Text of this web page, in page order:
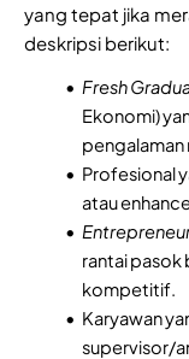
yang tepat jika
deskripsi berikut:
Fresh
Ekonomi)
pengalaman
Profesional
atau
rantai pasok
kompetitif.
Karyawan
supervisor/